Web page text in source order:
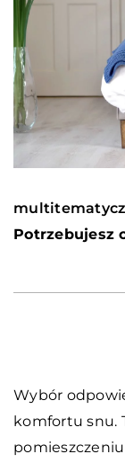
Potrzebujesz
Wybór
komfortu snu.